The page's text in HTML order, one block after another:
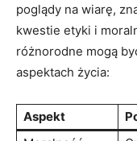
poglądy na wiarę,
‌kwestie etyki i
różnorodne mogą
aspektach życia:
Aspekt